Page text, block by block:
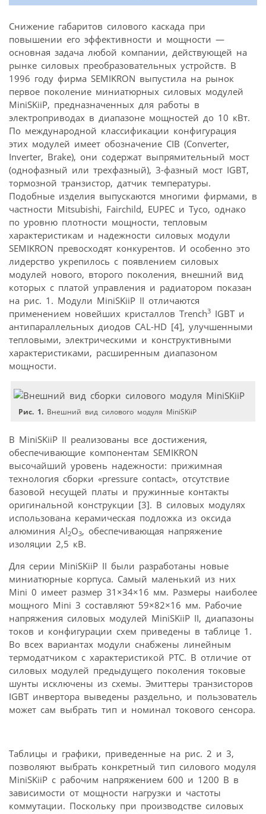
Снижение габаритов силового каскада при
повышении его эффективности и мощности —
основная задача любой компании, действующей на
рынке силовых преобразовательных устройств. В
1996 году фирма SEMIKRON выпустила на рынок
первое поколение миниатюрных силовых модулей
MiniSKiiP, предназначенных для работы в
электроприводах в диапазоне мощностей до 10 кВт.
По международной классификации конфигурация
этих модулей имеет обозначение CIB (Converter,
Inverter, Brake), они содержат выпрямительный мост
(однофазный или трехфазный), 3-фазный мост IGBT,
тормозной транзистор, датчик температуры.
Подобные изделия выпускаются многими фирмами, в
частности Mitsubishi, Fairchild, EUPEC и Tyco, однако
по уровню плотности мощности, тепловым
характеристикам и надежности силовых модули
SEMIKRON превосходят конкурентов. И особенно это
лидерство укрепилось с появлением силовых
модулей нового, второго поколения, внешний вид
которых с платой управления и радиатором показан
на рис. 1. Модули MiniSKiiP II отличаются
применением новейших кристаллов Trench3 IGBT и
антипараллельных диодов CAL-HD [4], улучшенными
тепловыми, электрическими и конструктивными
характеристиками, расширенным диапазоном
мощности.
Рис. 1. Внешний вид силового модуля MiniSKiiP
В MiniSKiiP II реализованы все достижения,
обеспечивающие компонентам SEMIKRON
высочайший уровень надежности: прижимная
технология сборки «pressure contact», отсутствие
базовой несущей платы и пружинные контакты
оригинальной конструкции [3]. В силовых модулях
использована керамическая подложка из оксида
алюминия Al2O3, обеспечивающая напряжение
изоляции 2,5 кВ.
Для серии MiniSKiiP II были разработаны новые
миниатюрные корпуса. Самый маленький из них
Mini 0 имеет размер 31×34×16 мм. Размеры наиболее
мощного Mini 3 составляют 59×82×16 мм. Рабочие
напряжения силовых модулей MiniSKiiP II, диапазоны
токов и конфигурации схем приведены в таблице 1.
Во всех вариантах модули снабжены линейным
термодатчиком с характеристикой РТС. В отличие от
силовых модулей предыдущего поколения токовые
шунты исключены из схемы. Эмиттеры транзисторов
IGBT инвертора выведены раздельно, и пользователь
может сам выбрать тип и номинал токового сенсора.
Таблицы и графики, приведенные на рис. 2 и 3,
позволяют выбрать конкретный тип силового модуля
MiniSKiiP с рабочим напряжением 600 и 1200 В в
зависимости от мощности нагрузки и частоты
коммутации. Поскольку при производстве силовых